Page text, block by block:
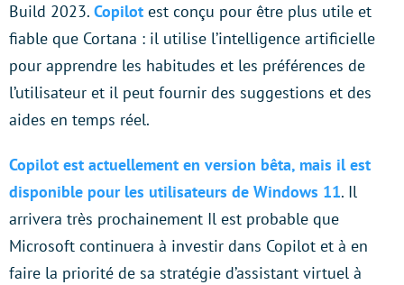
Build 2023. Copilot est conçu pour être plus utile et
fiable que Cortana : il utilise l’intelligence artificielle
pour apprendre les habitudes et les préférences de
l’utilisateur et il peut fournir des suggestions et des
aides en temps réel.
Copilot est actuellement en version bêta, mais il est
disponible pour les utilisateurs de Windows 11. Il
arrivera très prochainement Il est probable que
Microsoft continuera à investir dans Copilot et à en
faire la priorité de sa stratégie d’assistant virtuel à